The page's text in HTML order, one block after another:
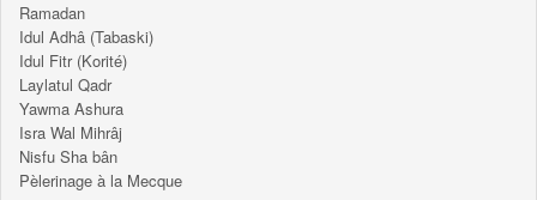
Ramadan
Idul Adhâ (Tabaski)
Idul Fitr (Korité)
Laylatul Qadr
Yawma Ashura
Isra Wal Mihrâj
Nisfu Sha bân
Pèlerinage à la Mecque